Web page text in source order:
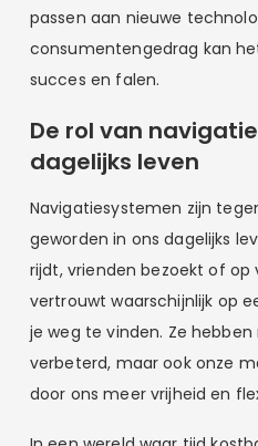
passen aan nieuwe
consumentengedrag kan
succes en falen.
De rol van
dagelijks leven
Navigatiesystemen zijn
geworden in ons dagelijks
rijdt, vrienden bezoekt of op
vertrouwt waarschijnlijk op
je weg te vinden. Ze
verbeterd, maar ook onze
door ons meer vrijheid en